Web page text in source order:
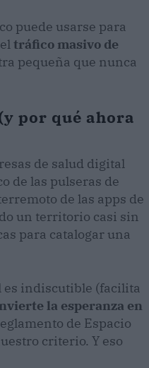
puede usarse para
tráfico masivo de
pequeña que nunca
por qué ahora
de salud digital
de las pulseras de
de las apps de
un territorio casi sin
para catalogar una
es indiscutible (facilita
la esperanza en
de Espacio
criterio. Y eso